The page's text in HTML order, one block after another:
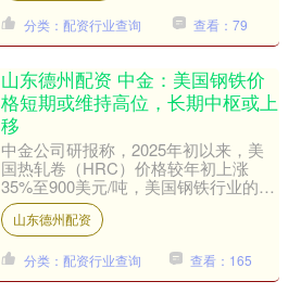
分类：配资行业查询 查看：79
山东德州配资 中金：美国钢铁价
格短期或维持高位，长期中枢或上
移
中金公司研报称，2025年初以来，美
国热轧卷（HRC）价格较年初上涨
35%至900美元/吨，美国钢铁行业的市
场关注度较高。中金公司认为，当前美
国钢铁行业在关税政....
山东德州配资
分类：配资行业查询 查看：165